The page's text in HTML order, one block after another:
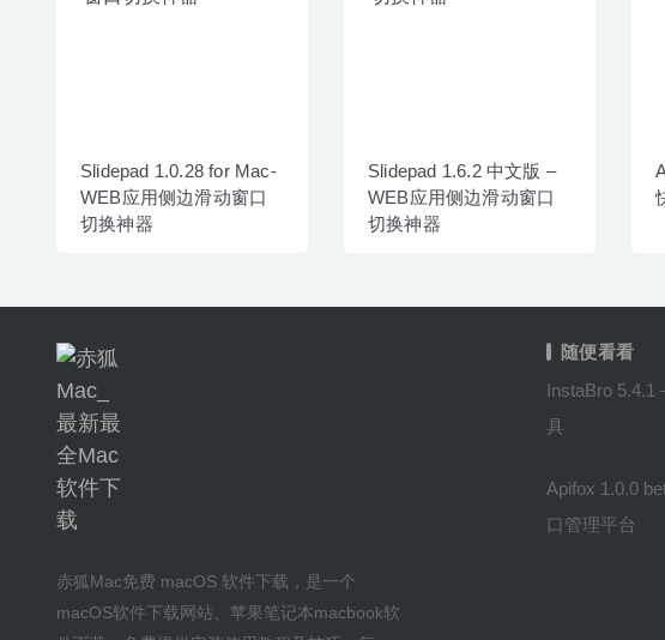
Slidepad 1.0.28 for Mac-
WEB应用侧边滑动窗口
切换神器
Slidepad 1.6.2 中文版 –
WEB应用侧边滑动窗口
切换神器
赤狐Mac免费 macOS 软件下载 ，是一个
macOS软件下载网站
苹果笔记本macbook软
随便看看
InstaBro 5.4.1
具
Apifox 1.0.0
口管理平台